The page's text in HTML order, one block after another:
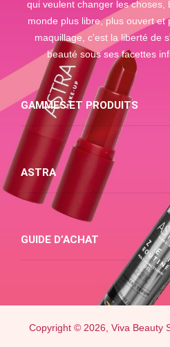
qui veulent changer les choses,
monde plus libre, plus ouvert et
maquillage, c'est la liberté de
beauté sous ses facettes
GAMMES ET PRODUITS
ASTRA
GUIDE D’ACHAT
Copyright © 2026, Viva Beauty